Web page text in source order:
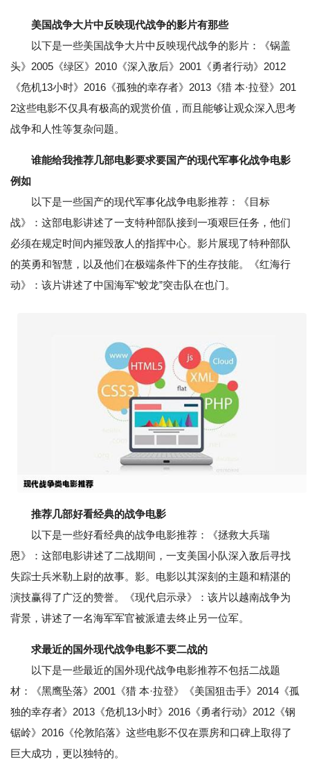
美国战争大片中反映现代战争的影片有那些
以下是一些美国战争大片中反映现代战争的影片：《锅盖
头》2005《绿区》2010《深入敌后》2001《勇者行动》2012
《危机13小时》2016《孤独的幸存者》2013《猎 本·拉登》201
2这些电影不仅具有极高的观赏价值，而且能够让观众深入思考
战争和人性等复杂问题。
谁能给我推荐几部电影要求要国产的现代军事化战争电影
例如
以下是一些国产的现代军事化战争电影推荐：《目标
战》：这部电影讲述了一支特种部队接到一项艰巨任务，他们
必须在规定时间内摧毁敌人的指挥中心。影片展现了特种部队
的英勇和智慧，以及他们在极端条件下的生存技能。《红海行
动》：该片讲述了中国海军“蛟龙”突击队在也门。
推荐几部好看经典的战争电影
以下是一些好看经典的战争电影推荐：《拯救大兵瑞
恩》：这部电影讲述了二战期间，一支美国小队深入敌后寻找
失踪士兵米勒上尉的故事。影。电影以其深刻的主题和精湛的
演技赢得了广泛的赞誉。《现代启示录》：该片以越南战争为
背景，讲述了一名海军军官被派遣去终止另一位军。
求最近的国外现代战争电影不要二战的
以下是一些最近的国外现代战争电影推荐不包括二战题
材：《黑鹰坠落》2001《猎 本·拉登》《美国狙击手》2014《孤
独的幸存者》2013《危机13小时》2016《勇者行动》2012《钢
锯岭》2016《伦敦陷落》这些电影不仅在票房和口碑上取得了
巨大成功，更以独特的。